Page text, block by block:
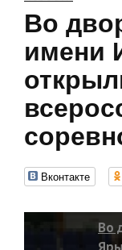
Во
имени
Вконтакте
Во